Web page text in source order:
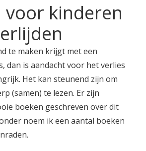
voor kinderen
te maken krijgt met een
dan is aandacht voor het verlies
Het kan steunend zijn om
(samen) te lezen. Er zijn
boeken geschreven over dit
noem ik een aantal boeken